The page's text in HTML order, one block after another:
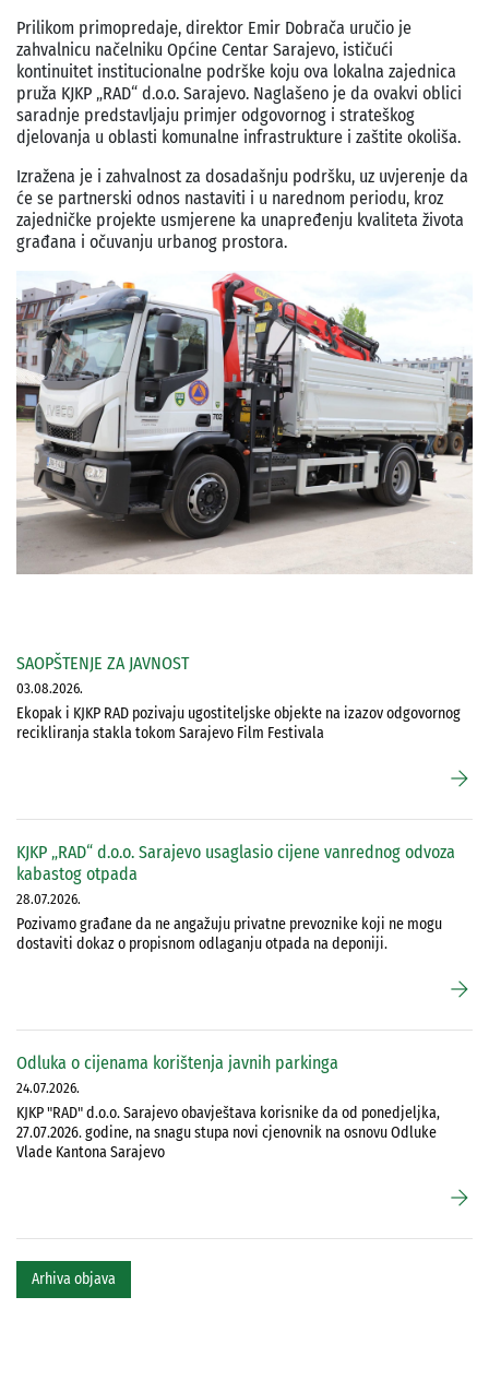
Prilikom primopredaje, direktor Emir Dobrača uručio je
zahvalnicu načelniku Općine Centar Sarajevo, ističući
kontinuitet institucionalne podrške koju ova lokalna zajednica
pruža KJKP „RAD“ d.o.o. Sarajevo. Naglašeno je da ovakvi oblici
saradnje predstavljaju primjer odgovornog i strateškog
djelovanja u oblasti komunalne infrastrukture i zaštite okoliša.
Izražena je i zahvalnost za dosadašnju podršku, uz uvjerenje da
će se partnerski odnos nastaviti i u narednom periodu, kroz
zajedničke projekte usmjerene ka unapređenju kvaliteta života
građana i očuvanju urbanog prostora.
SAOPŠTENJE ZA JAVNOST
03.08.2026.
Ekopak i KJKP RAD pozivaju ugostiteljske objekte na izazov odgovornog
recikliranja stakla tokom Sarajevo Film Festivala
arrow_forward
KJKP „RAD“ d.o.o. Sarajevo usaglasio cijene vanrednog odvoza
kabastog otpada
28.07.2026.
Pozivamo građane da ne angažuju privatne prevoznike koji ne mogu
dostaviti dokaz o propisnom odlaganju otpada na deponiji.
arrow_forward
Odluka o cijenama korištenja javnih parkinga
24.07.2026.
KJKP "RAD" d.o.o. Sarajevo obavještava korisnike da od ponedjeljka,
27.07.2026. godine, na snagu stupa novi cjenovnik na osnovu Odluke
Vlade Kantona Sarajevo
arrow_forward
Arhiva objava